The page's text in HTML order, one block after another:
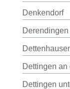
Denkendorf
Derendingen
Dettingen an
Dettingen